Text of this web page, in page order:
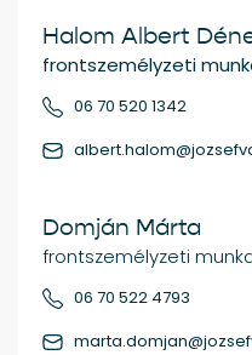
Halom Albert
frontszemélyzeti
06 70 520 1342
Domján Márta
frontszemélyzeti
06 70 522 4793